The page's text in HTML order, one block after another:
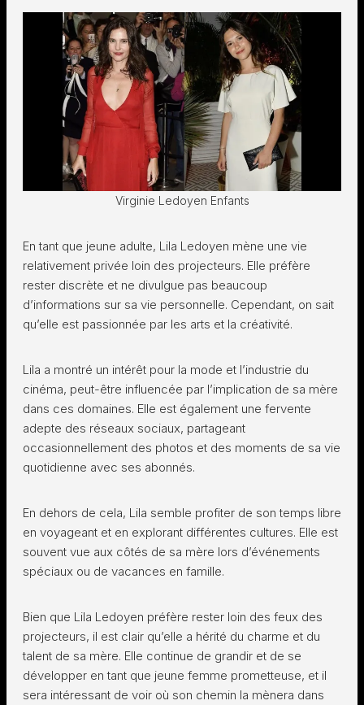
Virginie Ledoyen Enfants
En tant que jeune adulte, Lila Ledoyen mène une vie
relativement privée loin des projecteurs. Elle préfère
rester discrète et ne divulgue pas beaucoup
d’informations sur sa vie personnelle. Cependant, on sait
qu’elle est passionnée par les arts et la créativité.
Lila a montré un intérêt pour la mode et l’industrie du
cinéma, peut-être influencée par l’implication de sa mère
dans ces domaines. Elle est également une fervente
adepte des réseaux sociaux, partageant
occasionnellement des photos et des moments de sa vie
quotidienne avec ses abonnés.
En dehors de cela, Lila semble profiter de son temps libre
en voyageant et en explorant différentes cultures. Elle est
souvent vue aux côtés de sa mère lors d’événements
spéciaux ou de vacances en famille.
Bien que Lila Ledoyen préfère rester loin des feux des
projecteurs, il est clair qu’elle a hérité du charme et du
talent de sa mère. Elle continue de grandir et de se
développer en tant que jeune femme prometteuse, et il
sera intéressant de voir où son chemin la mènera dans